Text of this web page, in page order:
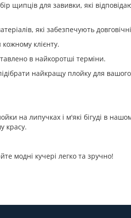
щипців для завивки, які
які забезпечують
клієнту.
в найкоротші терміни.
найкращу плойку для
на липучках і м'які бігуді в
красу.
модні кучері легко та зручно!